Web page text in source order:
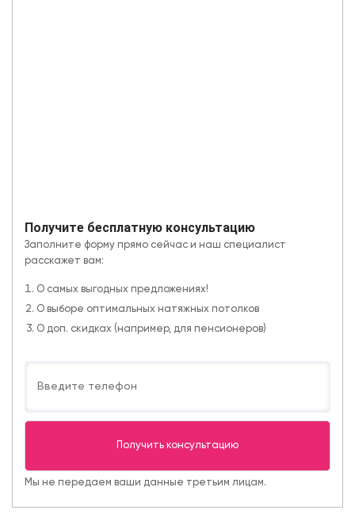
Получите бесплатную консультацию
Заполните форму прямо сейчас и наш специалист
расскажет вам:
О самых выгодных предложениях!
О выборе оптимальных натяжных потолков
О доп. скидках (например, для пенсионеров)
Мы не передаем ваши данные третьим лицам.